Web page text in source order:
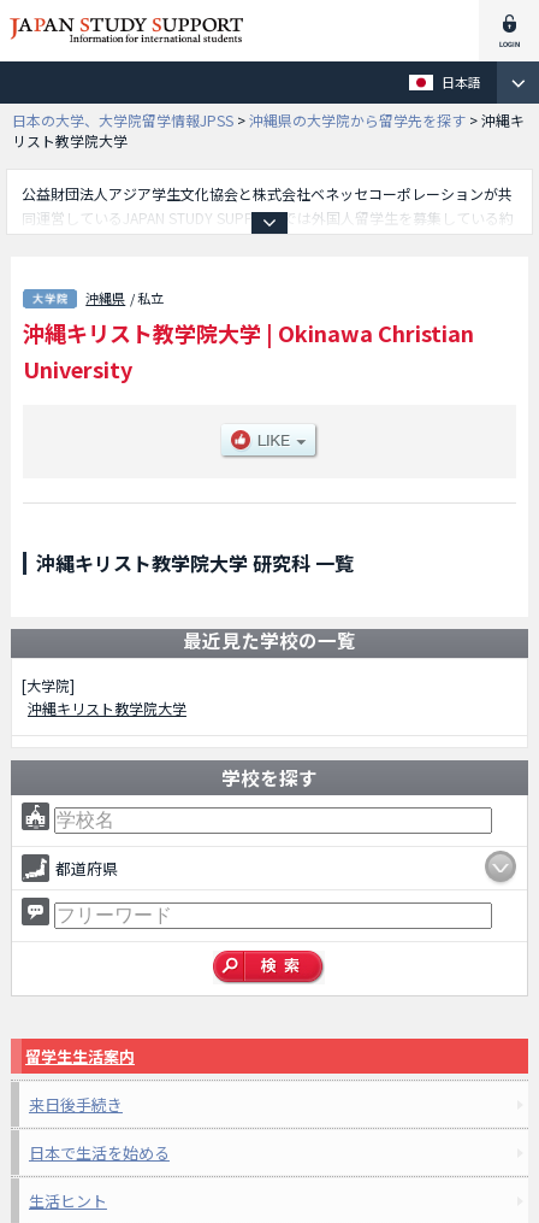
日本語
日本の大学、大学院留学情報JPSS >沖縄県の大学院から留学先を探す >沖縄キ
リスト教学院大学
公益財団法人アジア学生文化協会と株式会社ベネッセコーポレーションが共
同運営しているJAPAN STUDY SUPPORTでは外国人留学生を募集している約
研究科別情報や、募集定員や合格者数など入試情報、施設案内、アクセスな
ど外国人留学生に必要な情報を掲載しているので是非ご利用ください。
沖縄県 / 私立
沖縄キリスト教学院大学 | Okinawa Christian
University
沖縄キリスト教学院大学 研究科 一覧
最近見た学校の一覧
[大学院]
沖縄キリスト教学院大学
学校を探す
都道府県
留学生生活案内
来日後手続き
日本で生活を始める
生活ヒント